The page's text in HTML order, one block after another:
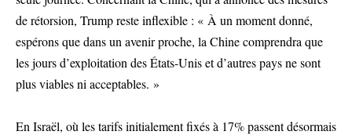
de rétorsion, Trump reste inflexible : « À un moment donné,
espérons que dans un avenir proche, la Chine comprendra que
les jours d’exploitation des États-Unis et d’autres pays ne sont
plus viables ni acceptables. »
En Israël, où les tarifs initialement fixés à 17% passent désormais